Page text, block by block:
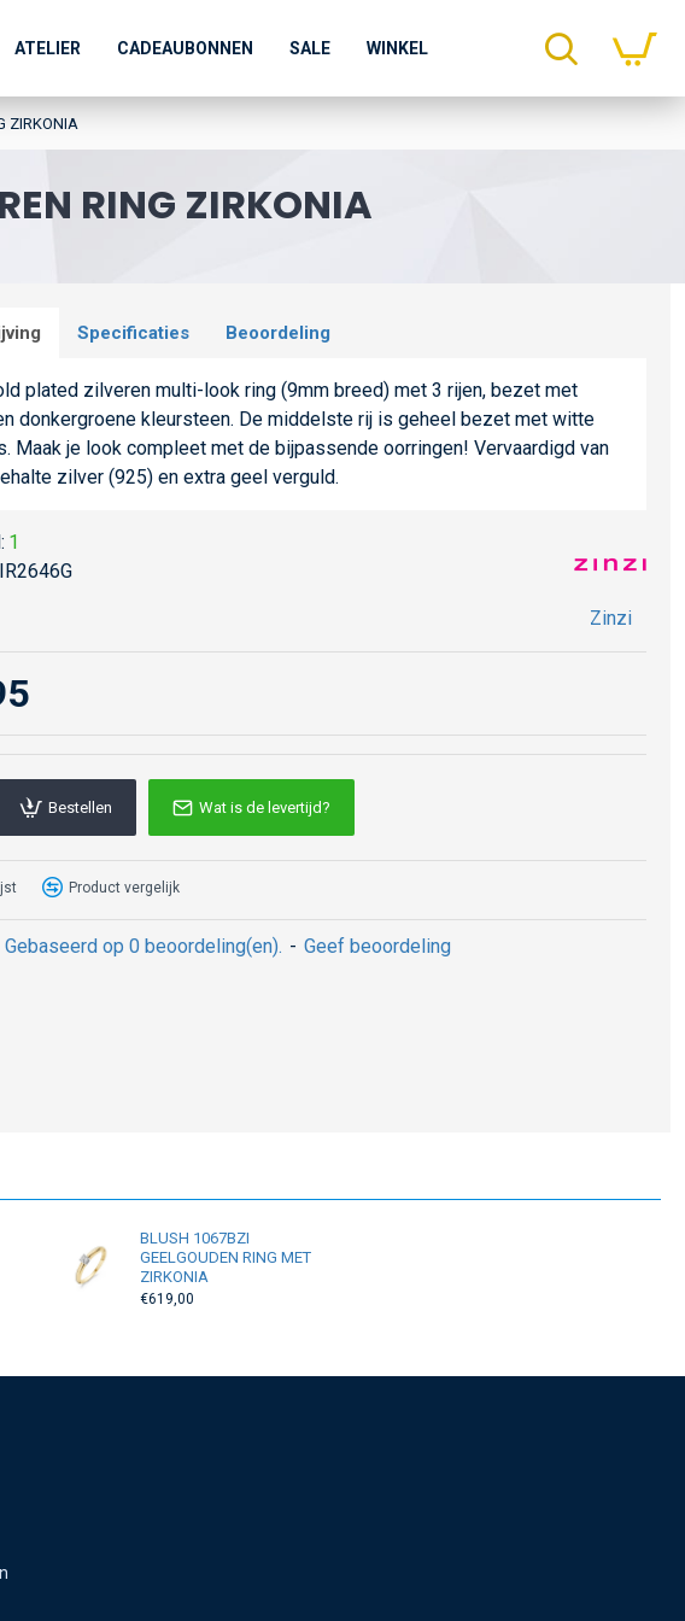
ATELIER CADEAUBONNEN SALE WINKEL
ZIRKONIA
RING ZIRKONIA
Specificaties Beoordeling
plated zilveren multi-look ring (9mm breed) met 3 rijen, bezet met
donkergroene kleursteen. De middelste rij is geheel bezet met witte
Maak je look compleet met de bijpassende oorringen! Vervaardigd van
zilver (925) en extra geel verguld.
1
Zinzi
Gebaseerd op 0 beoordeling(en). - Geef beoordeling
Bestellen Wat is de levertijd?
Product vergelijk
BLUSH 1067BZI
GEELGOUDEN RING MET
ZIRKONIA
€619,00